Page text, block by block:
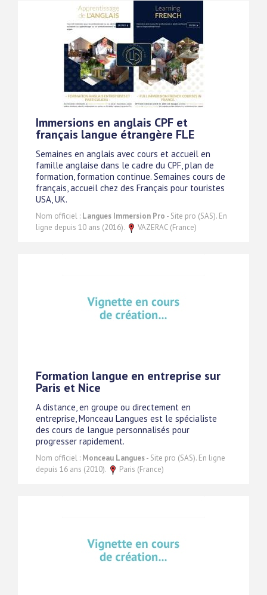
Immersions en anglais CPF et
français langue étrangère FLE
Semaines en anglais avec cours et accueil en
famille anglaise dans le cadre du CPF, plan de
formation, formation continue. Semaines cours de
français, accueil chez des Français pour touristes
USA, UK.
Nom officiel : Langues Immersion Pro - Site pro (SAS). En
ligne depuis 10 ans (2016).
VAZERAC (France)
Formation langue en entreprise sur
Paris et Nice
A distance, en groupe ou directement en
entreprise, Monceau Langues est le spécialiste
des cours de langue personnalisés pour
progresser rapidement.
Nom officiel : Monceau Langues- Site pro (SAS). En ligne
depuis 16 ans (2010).
Paris (France)